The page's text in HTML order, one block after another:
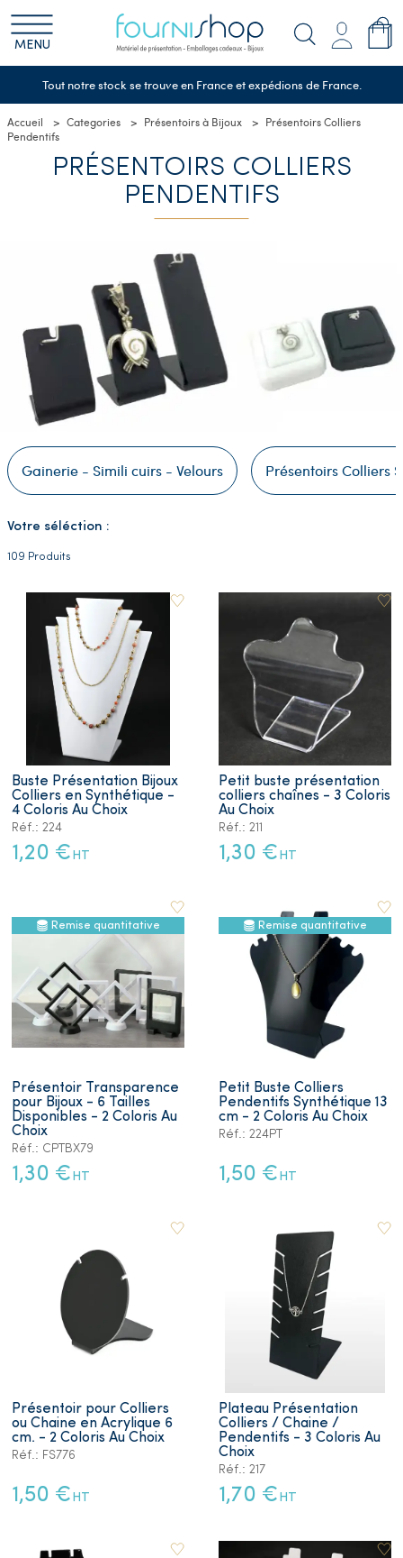
MENU
Tout notre stock se trouve en France et expédions de France.
Accueil Categories Présentoirs à Bijoux
Présentoirs Colliers
Pendentifs
PRÉSENTOIRS COLLIERS
PENDENTIFS
Gainerie - Simili cuirs - Velours Présentoirs Colliers
Votre séléction :
109 Produits
Buste Présentation Bijoux
Colliers en Synthétique -
4 Coloris Au Choix
Réf.: 224
1,20 € HT
Petit buste présentation
colliers chaînes - 3 Coloris
Au Choix
Réf.: 211
1,30 € HT
Remise quantitative
Présentoir Transparence
pour Bijoux - 6 Tailles
Disponibles - 2 Coloris Au
Choix
Réf.: CPTBX79
1,30 € HT
Remise quantitative
Petit Buste Colliers
Pendentifs Synthétique 13
cm - 2 Coloris Au Choix
Réf.: 224PT
1,50 € HT
Présentoir pour Colliers
ou Chaine en Acrylique 6
cm. - 2 Coloris Au Choix
Réf.: FS776
1,50 € HT
Plateau Présentation
Colliers / Chaine /
Pendentifs - 3 Coloris Au
Choix
Réf.: 217
1,70 € HT